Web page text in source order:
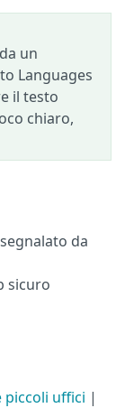
un
Languages
il testo
chiaro,
da
sicuro
piccoli uffici |